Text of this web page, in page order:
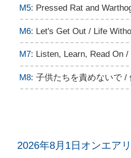
M5: Pressed Rat and
M6: Let's Get Out / Life
M7: Listen, Learn, Read On /
M8: 子供たちを責めないで /
2026年8月1日オンエア